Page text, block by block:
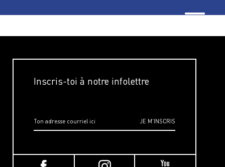
Inscris-toi à notre infolettre